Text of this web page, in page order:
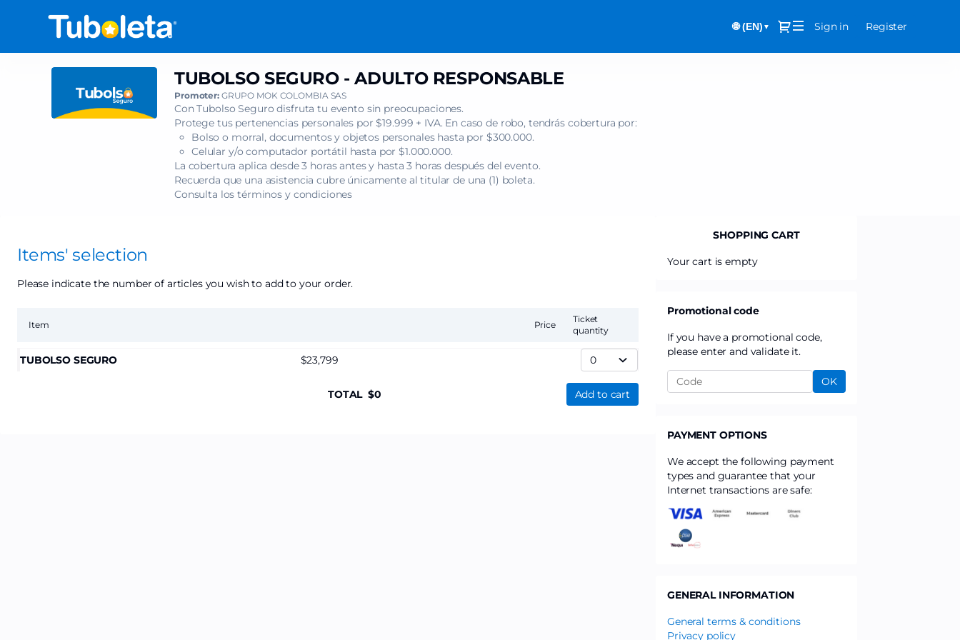
🌐 (EN) ▼ Dialog
Sign in Register
SEGURO
RESPONSABLE]
SEGURO
ADULTO
TUBOLSO SEGURO - ADULTO RESPONSABLE
Promoter: GRUPO MOK COLOMBIA SAS
Con Tubolso Seguro disfruta tu evento sin preocupaciones.
Protege tus pertenencias personales por $19.999 + IVA. En caso de robo, tendrás cobertura por:
Bolso o morral, documentos y objetos personales hasta por $300.000.
Celular y/o computador portátil hasta por $1.000.000.
La cobertura aplica desde 3 horas antes y hasta 3 horas después del evento.
Recuerda que una asistencia cubre únicamente al titular de una (1) boleta.
Consulta los términos y condiciones
Items' selection
Please indicate the number of articles you wish to add to your order.
Item
Ticket
quantity
Price
TUBOLSO SEGURO 23,799
TOTAL 0 Add to cart
SHOPPING CART
Your cart is empty
Promotional code
If you have a promotional code,
please enter and validate it.
OK
PAYMENT OPTIONS
We accept the following payment
types and guarantee that your
Internet transactions are safe:
GENERAL INFORMATION
General terms & conditions
Privacy policy